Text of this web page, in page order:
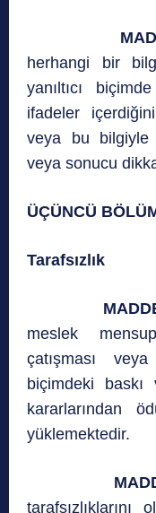
herhangi bir
yanıltıcı
ifadeler
veya bu bilgiyle
veya sonucu
ÜÇÜNCÜ
Tarafsızlık
MADDE
meslek
çatışması
biçimdeki
kararlarından
yüklemektedir.
MADDE